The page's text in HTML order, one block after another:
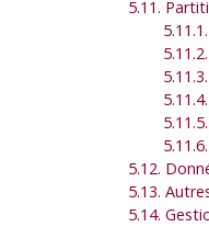
5.11.
5.12.
5.13.
5.14.